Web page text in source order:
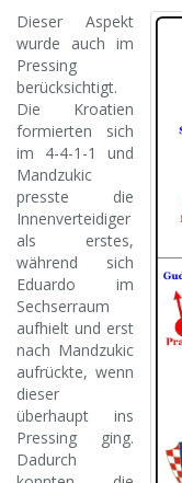
Dieser Aspekt
wurde auch im
Pressing
berücksichtigt.
Die Kroatien
formierten sich
im 4-4-1-1 und
Mandzukic
presste die
Innenverteidiger
als erstes,
während sich
Eduardo im
Sechserraum
aufhielt und erst
nach Mandzukic
aufrückte, wenn
dieser
überhaupt ins
Pressing ging.
Dadurch